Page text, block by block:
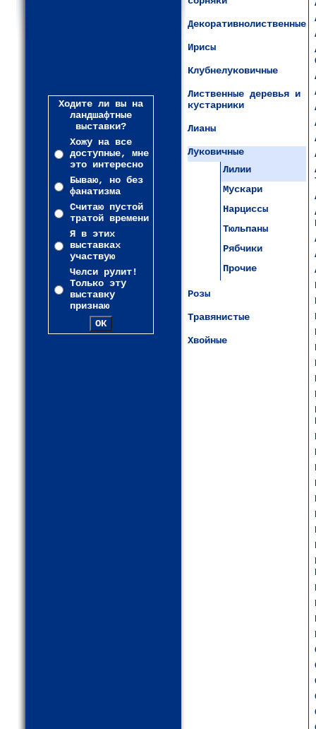
Ходите ли вы на
ландшафтные
выставки?
Хожу на все
доступные, мне
это интересно
Бываю, но без
фанатизма
Считаю пустой
тратой времени
Я в этих
выставках
участвую
Челси рулит!
Только эту
выставку
признаю
Декоративнолиственные
Ирисы
Клубнелуковичные
Лиственные деревья и
кустарники
Лианы
Луковичные
Лилии
Мускари
Нарциссы
Тюльпаны
Рябчики
Прочие
Розы
Травянистые
Хвойные